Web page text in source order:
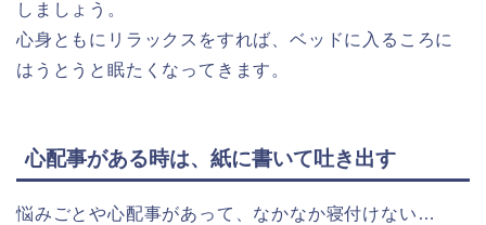
しましょう。
心身ともにリラックスをすれば、ベッドに入るころに
はうとうと眠たくなってきます。
心配事がある時は、紙に書いて吐き出す
悩みごとや心配事があって、なかなか寝付けない…